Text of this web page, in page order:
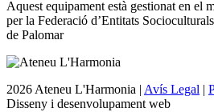
Aquest equipament està gestionat en el
per la Federació d’Entitats
de Palomar
2026 Ateneu L'Harmonia | Avís Legal |
Disseny i desenvolupament web